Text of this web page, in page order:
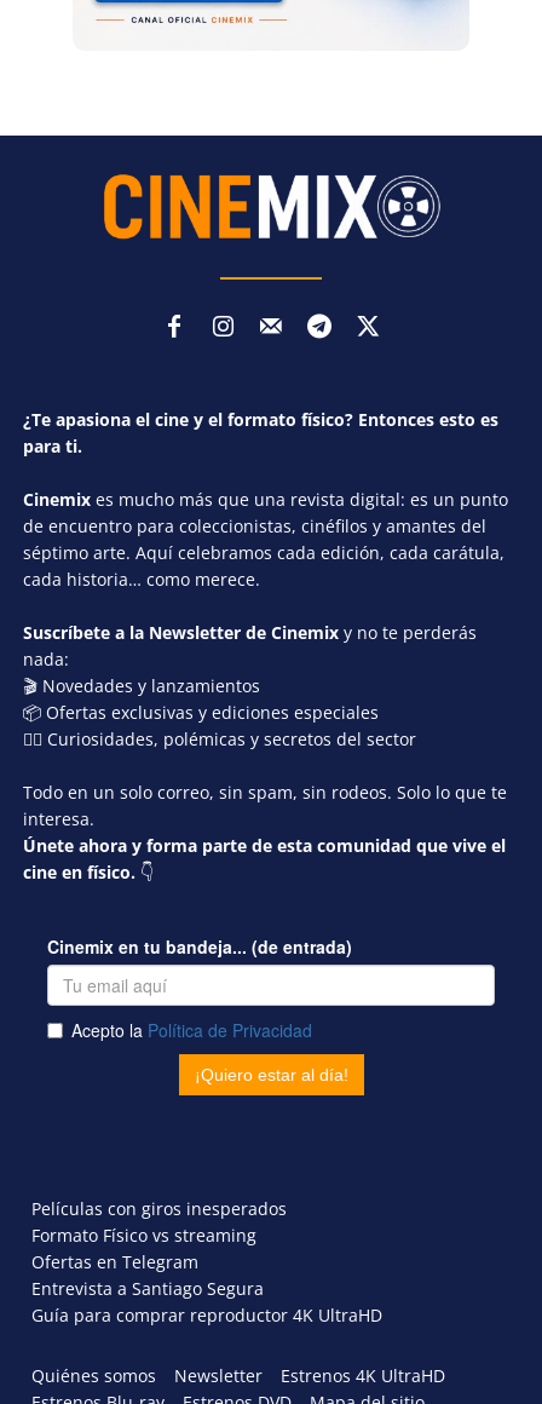
¿Te apasiona el cine y el formato físico? Entonces esto es
para ti.
Cinemix es mucho más que una revista digital: es un punto
de encuentro para coleccionistas, cinéfilos y amantes del
séptimo arte. Aquí celebramos cada edición, cada carátula,
cada historia… como merece.
Suscríbete a la Newsletter de Cinemix y no te perderás
nada:
🎬 Novedades y lanzamientos
📦 Ofertas exclusivas y ediciones especiales
🕵️‍♂️ Curiosidades, polémicas y secretos del sector
Todo en un solo correo, sin spam, sin rodeos. Solo lo que te
interesa.
Únete ahora y forma parte de esta comunidad que vive el
cine en físico. 👇
Películas con giros inesperados
Formato Físico vs streaming
Ofertas en Telegram
Entrevista a Santiago Segura
Guía para comprar reproductor 4K UltraHD
Quiénes somos Newsletter
Estrenos 4K UltraHD